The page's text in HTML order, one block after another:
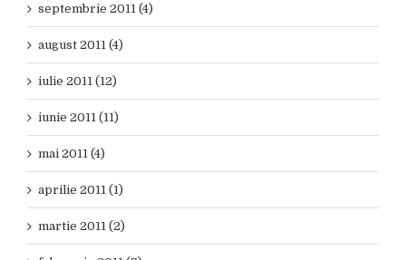
septembrie 2011 (4)
august 2011 (4)
iulie 2011 (12)
iunie 2011 (11)
mai 2011 (4)
aprilie 2011 (1)
martie 2011 (2)